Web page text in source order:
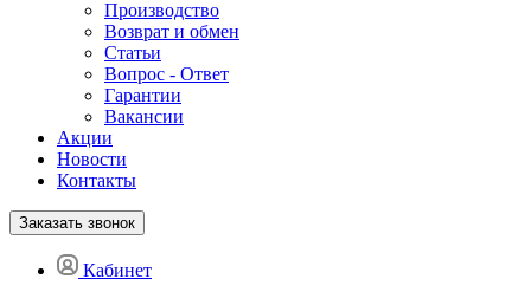
Производство
Возврат и обмен
Статьи
Вопрос - Ответ
Гарантии
Вакансии
Акции
Новости
Контакты
Заказать звонок
Кабинет